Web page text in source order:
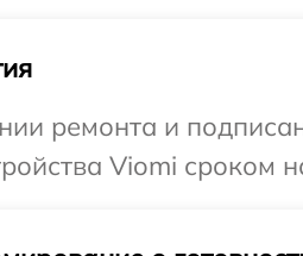
ремонта и
Viomi сроком